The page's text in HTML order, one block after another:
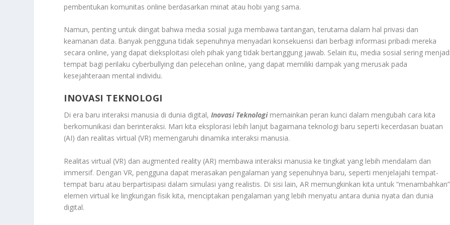
pembentukan komunitas online berdasarkan minat atau hobi yang sama.
Namun, penting untuk diingat bahwa media sosial juga membawa tantangan, terutama dalam hal privasi dan
keamanan data. Banyak pengguna tidak sepenuhnya menyadari konsekuensi dari berbagi informasi pribadi mereka
secara online, yang dapat dieksploitasi oleh pihak yang tidak bertanggung jawab. Selain itu, media sosial sering
tempat bagi perilaku cyberbullying dan pelecehan online, yang dapat memiliki dampak yang merusak pada
kesejahteraan mental individu.
INOVASI TEKNOLOGI
Di era baru interaksi manusia di dunia digital,Inovasi Teknologimemainkan peran kunci dalam mengubah cara kita
berkomunikasi dan berinteraksi. Mari kita eksplorasi lebih lanjut bagaimana teknologi baru seperti kecerdasan buatan
(AI) dan realitas virtual (VR) memengaruhi dinamika interaksi manusia.
Realitas virtual (VR) dan augmented reality (AR) membawa interaksi manusia ke tingkat yang lebih mendalam dan
immersif. Dengan VR, pengguna dapat merasakan pengalaman yang sepenuhnya baru, seperti menjelajahi tempat-
tempat baru atau berpartisipasi dalam simulasi yang realistis. Di sisi lain, AR memungkinkan kita untuk “menambahkan”
elemen virtual ke lingkungan fisik kita, menciptakan pengalaman yang lebih menyatu antara dunia nyata dan dunia
digital.